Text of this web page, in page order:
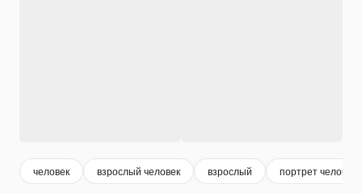
человек взрослый человек взрослый портрет человека